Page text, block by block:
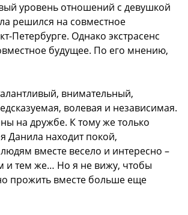
уровень отношений с девушкой
решился на совместное
Петербурге. Однако экстрасенс
будущее. По его мнению,
внимательный,
волевая и независимая.
на дружбе. К тому же только
Данила находит покой,
вместе весело и интересно –
и тем же… Но я не вижу, чтобы
прожить вместе больше еще